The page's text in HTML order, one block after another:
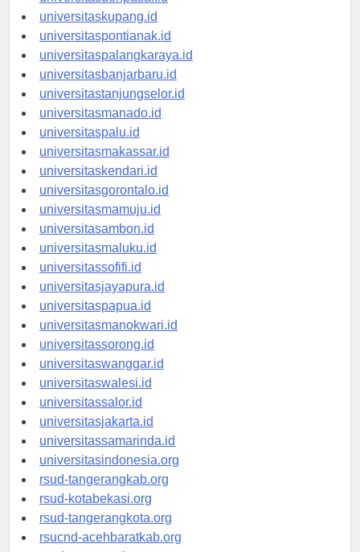
universitasdenpasar.id
universitaskupang.id
universitaspontianak.id
universitaspalangkaraya.id
universitasbanjarbaru.id
universitastanjungselor.id
universitasmanado.id
universitaspalu.id
universitasmakassar.id
universitaskendari.id
universitasgorontalo.id
universitasmamuju.id
universitasambon.id
universitasmaluku.id
universitassofifi.id
universitasjayapura.id
universitaspapua.id
universitasmanokwari.id
universitassorong.id
universitaswanggar.id
universitaswalesi.id
universitassalor.id
universitasjakarta.id
universitassamarinda.id
universitasindonesia.org
rsud-tangerangkab.org
rsud-kotabekasi.org
rsud-tangerangkota.org